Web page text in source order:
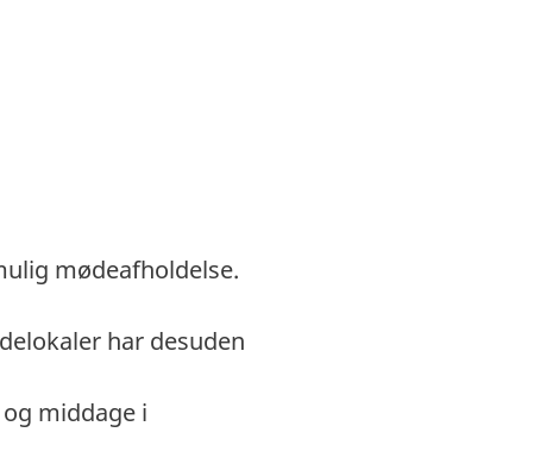
mødeafholdelse.
har desuden
middage i